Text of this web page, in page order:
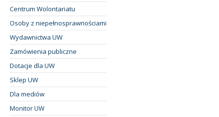
Centrum Wolontariatu
Osoby z niepełnosprawnościami
Wydawnictwa UW
Zamówienia publiczne
Dotacje dla UW
Sklep UW
Dla mediów
Monitor UW